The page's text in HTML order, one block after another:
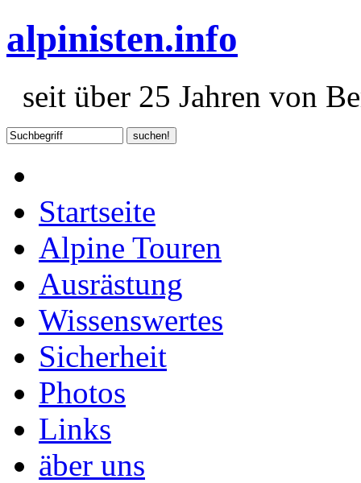
alpinisten.info
seit über 25 Jahren von
Startseite
Alpine Touren
Ausrästung
Wissenswertes
Sicherheit
Photos
Links
äber uns